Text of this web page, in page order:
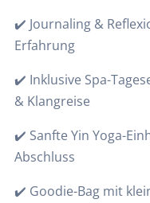
✔️ Journaling &
Erfahrung
✔️ Inklusive Spa-
& Klangreise
✔️ Sanfte Yin Yoga-
Abschluss
✔️ Goodie-Bag mit